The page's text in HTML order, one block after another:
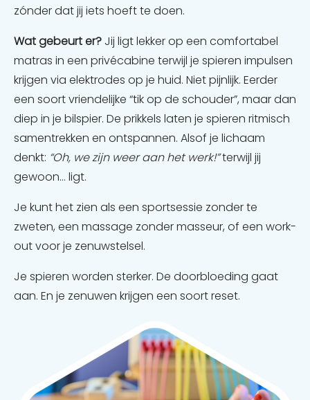
zónder dat jij iets hoeft te doen.
Wat gebeurt er? Jij ligt lekker op een comfortabel
matras in een privécabine terwijl je spieren impulsen
krijgen via elektrodes op je huid. Niet pijnlijk. Eerder
een soort vriendelijke “tik op de schouder”, maar dan
diep in je bilspier. De prikkels laten je spieren ritmisch
samentrekken en ontspannen. Alsof je lichaam
denkt: “Oh, we zijn weer aan het werk!”terwijl jij
gewoon... ligt.
Je kunt het zien als een sportsessie zonder te
zweten, een massage zonder masseur, of een work-
out voor je zenuwstelsel.
Je spieren worden sterker. De doorbloeding gaat
aan. En je zenuwen krijgen een soort reset.